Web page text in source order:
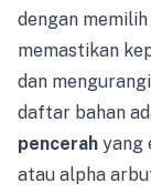
dengan memilih
memastikan
dan
daftar bahan
pencerah yang
atau alpha